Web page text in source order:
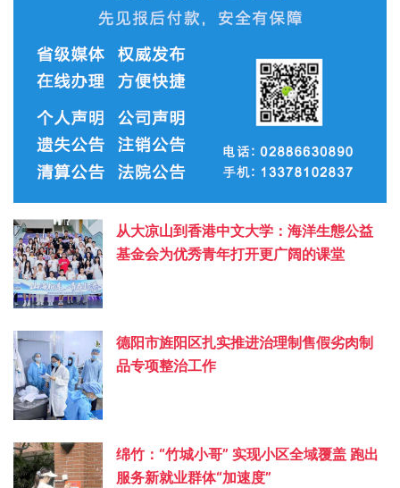
从大凉山到香港中文大学：海洋生態公益
基金会为优秀青年打开更广阔的课堂
德阳市旌阳区扎实推进治理制售假劣肉制
品专项整治工作
绵竹：“竹城小哥” 实现小区全域覆盖 跑出
服务新就业群体“加速度”